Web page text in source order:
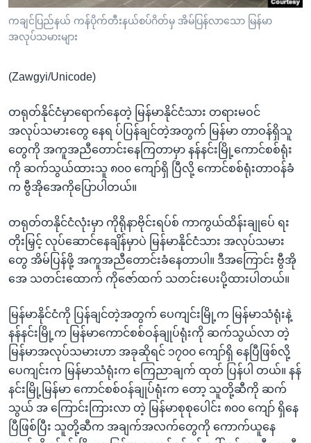
ကြည့်
ရန်
ရန်
သို့
ကျော်
ရန်
ကချင်ပြည်နယ် ကန်ပိုက်တီးနယ်စပ်ဂိတ်မှ အိမ်ပြန်လာသော မြန်မာ
အလုပ်သမားများ
(Zawgyi/Unicode)
တရုတ်နိုင်ငံမှာရောက်နေတဲ့ မြန်မာနိုင်ငံသား တရားမဝင်
အလုပ်သမားတွေ နေရ ပ်ပြန်ချင်တဲ့အတွက် မြန်မာ တာဝန်ရှိသူ
တွေကို အကူအညီတောင်းနေကြတာမှာ နန်နင်းမြို့ကောင်စစ်ရုံး
ကို ဆက်သွယ်ထားသူ ၈၀၀ ကျော်ရှိ ပြီလို့ ကောင်စစ်ရုံးတာဝန်ခံ
က ဗွီအိုအေကိုပြောပါတယ်။
တရုတ်တနိုင်ငံလုံးမှာ ကိုရိုနာဗိုင်းရပ်စ် ကာကွယ်ထိန်းချုပ်ေ ရး
တိုးမြှင့် လုပ်ဆောင်နေချိန်မှာပဲ မြန်မာနိုင်ငံသား အလုပ်သမား
တွေ အိမ်ပြန်ဖို့ အကူအညီတောင်းခံနေတာပါ။ ဒီအကြောင်း ဗွီအို
အေ သတင်းထောက် ကိုဇော်ထက် သတင်းပေးပို့ထားပါတယ်။
မြန်မာနိုင်ငံကို ပြန်ချင်တဲ့အတွက် ပေကျင်းမြို့က မြန်မာသံရုံးနဲ့
နန်နင်းမြို့က မြန်မာကောင်စစ်ဝန်ချုပ်ရုံးကို ဆက်သွယ်လာ တဲ့
မြန်မာအလုပ်သမားဟာ အခုဆိုရင် ၁၇၀၀ ကျော်ရှိ နေပြီဖြစ်လို့
ပေကျင်းက မြန်မာသံရုံးက ကြေညာချက် ထုတ် ပြန်ပါ တယ်။ နန်
နင်းမြို့မြန်မာ ကောင်စစ်ဝန်ချုပ်ရုံးက တော့ သူတို့ဆီကို ဆက်
သွယ် အ ကြောင်းကြားလာ တဲ့ မြန်မာစုစုပေါင်း ၈၀၀ ကျော် ရှိနေ
ပြီဖြစ်ပြီး သူတို့ဆီက အချက်အလက်တွေကို ကောက်ယူနေ